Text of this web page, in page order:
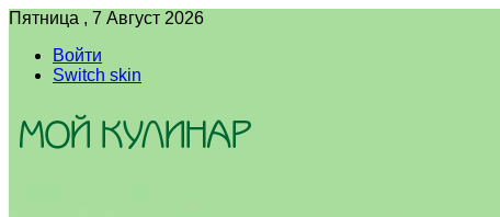
Пятница , 7 Август 2026
Войти
Switch skin